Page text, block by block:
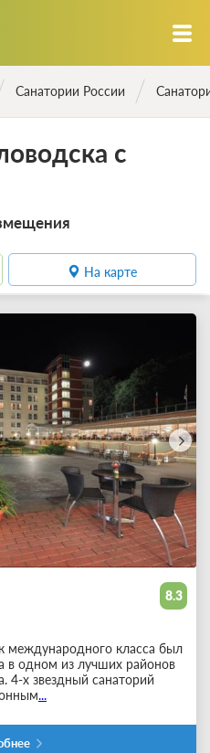
Санатории России
с
На карте
8.3
международного класса был
в одном из лучших районов
4-х звездный санаторий
...